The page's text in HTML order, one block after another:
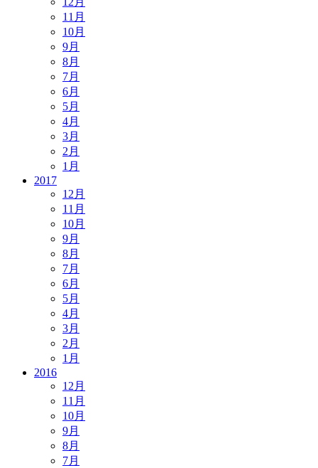
11月
10月
9月
8月
7月
6月
5月
4月
3月
2月
1月
2017
12月
11月
10月
9月
8月
7月
6月
5月
4月
3月
2月
1月
2016
12月
11月
10月
9月
8月
7月